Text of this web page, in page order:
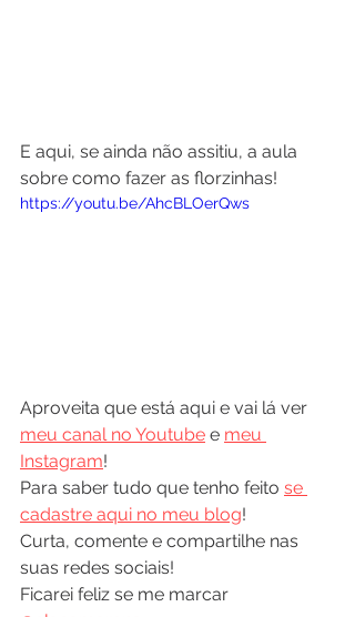
E aqui, se ainda não assitiu, a aula
sobre como fazer as florzinhas!
https://youtu.be/AhcBLOerQws
Aproveita que está aqui e vai lá ver
meu canal no Youtube e meu
Instagram!
Para saber tudo que tenho feito se
cadastre aqui no meu blog!
Curta, comente e compartilhe nas
suas redes sociais!
Ficarei feliz se me marcar